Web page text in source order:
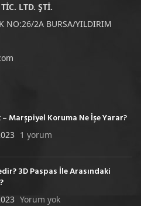
LTD. ŞTİ.
NO:26/2A BURSA/YILDIRIM
Marşpiyel Koruma Ne İşe Yarar?
1 yorum
3D Paspas İle Arasındaki
Yorum yok